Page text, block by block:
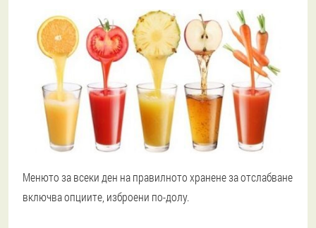
Менюто за всеки ден на правилното хранене за отслабване
включва опциите, изброени по-долу.